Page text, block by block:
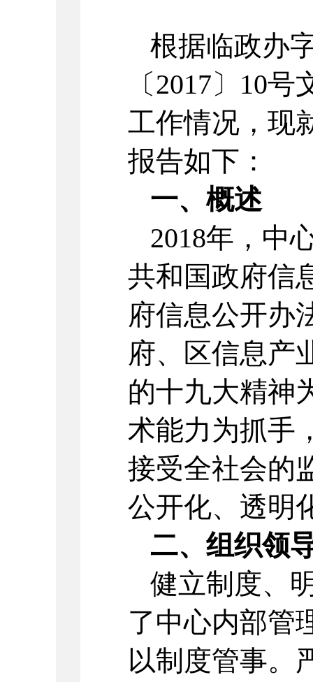
根据临政办
〔2017〕10
工作情况，现
报告如下：
一、概述
2018年，中
共和国政府信
府信息公开办
府、区信息产
的十九大精神
术能力为抓手
接受全社会的
公开化、透明
二、组织领
健立制度、
了中心内部管
以制度管事。